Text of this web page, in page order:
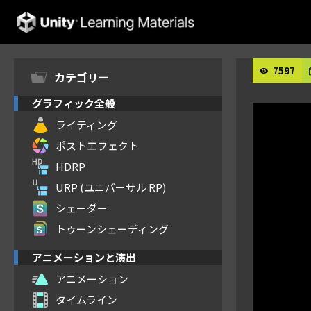
Unity Learning Materials
カテゴリー
グラフィック全般
ライティング
ポストエフェクト
HDRP
URP (ユニバーサル RP)
シェーダー
トゥーンシェーディング
アニメーションと演出
アニメーション
タイムライン
7597